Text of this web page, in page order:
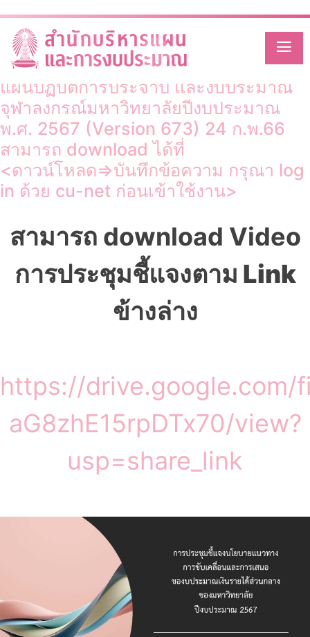
Skip
content
Month:February 2023
PowerPoint ประกอบการชี้แจงการจัดทำ
แผนปฏิบัติการประจำปี และงบประมาณ
จุฬาลงกรณ์มหาวิทยาลัยปีงบประมาณ
พ.ศ. 2567 (Version 673) 24 ก.พ.66
สามารถ download ได้ที่
<ดาวน์โหลด=>บันทึกข้อความ กรุณา log
in ด้วย cu-net ก่อนเข้าใช้งาน>
สามารถ download Video
การประชุมชี้แจงตาม Link
ข้างล่าง
https://drive.google.com/
aG8zhE15rpDTx70/view?
usp=share_link